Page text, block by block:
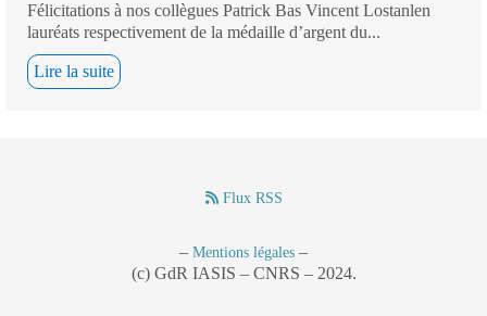
Félicitations à nos collègues Patrick Bas Vincent Lostanlen
lauréats respectivement de la médaille d’argent du...
Lire la suite
Flux RSS
– Mentions légales –
(c) GdR IASIS – CNRS – 2024.